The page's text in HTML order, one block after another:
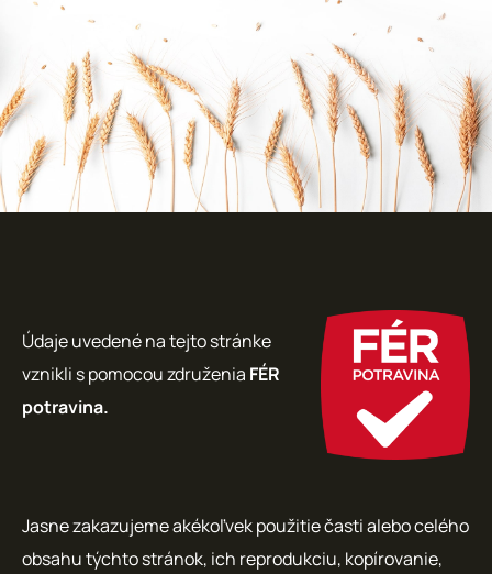
Údaje uvedené na tejto stránke
vznikli s pomocou združenia FÉR
potravina.
Jasne zakazujeme akékoľvek použitie časti alebo celého
obsahu týchto stránok, ich reprodukciu, kopírovanie,